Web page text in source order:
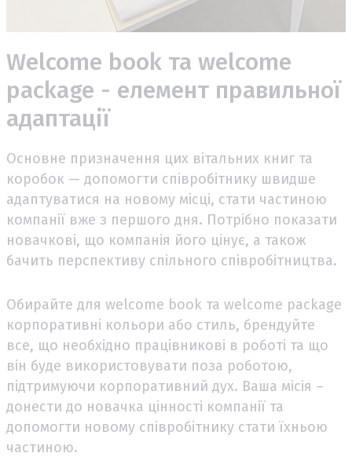
Welcome book та welcome
package - елемент правильної
адаптації
Основне призначення цих вітальних книг та
коробок — допомогти співробітнику швидше
адаптуватися на новому місці, стати частиною
компанії вже з першого дня. Потрібно показати
новачкові, що компанія його цінує, а також
бачить перспективу спільного співробітництва.
Обирайте для welcome book та welcome package
корпоративні кольори або стиль, брендуйте
все, що необхідно працівникові в роботі та що
він буде використовувати поза роботою,
підтримуючи корпоративний дух. Ваша місія –
донести до новачка цінності компанії та
допомогти новому співробітнику стати їхньою
частиною.